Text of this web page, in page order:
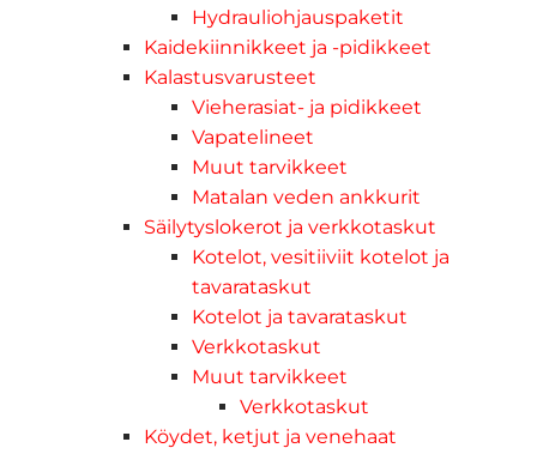
Hydrauliohjauspaketit
Kaidekiinnikkeet ja -pidikkeet
Kalastusvarusteet
Vieherasiat- ja pidikkeet
Vapatelineet
Muut tarvikkeet
Matalan veden ankkurit
Säilytyslokerot ja verkkotaskut
Kotelot, vesitiiviit kotelot ja
tavarataskut
Kotelot ja tavarataskut
Verkkotaskut
Muut tarvikkeet
Verkkotaskut
Köydet, ketjut ja venehaat